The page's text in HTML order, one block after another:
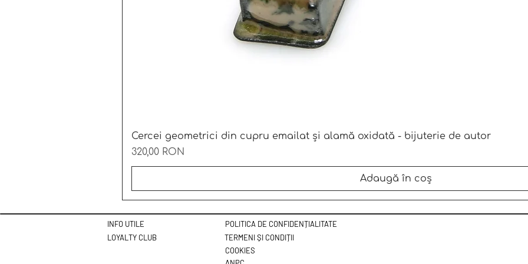
Afișare rapidă
Cercei geometrici din cupru emailat și alamă oxidată - bijuterie de autor
Preț
320,00 RON
Adaugă în coș
INFO UTILE
LOYALTY CLUB
POLITICA DE CONFIDENȚIALITATE
TERMENI ȘI CONDIȚII
COOKIES